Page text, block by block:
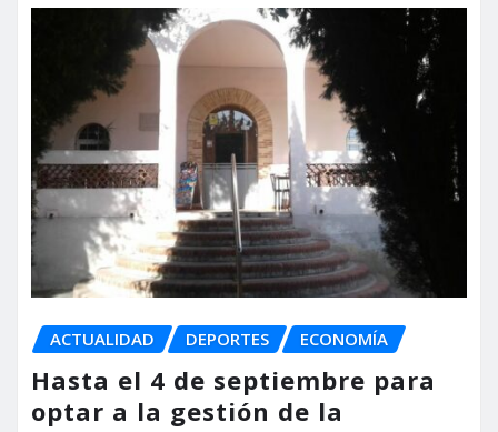
ACTUALIDAD DEPORTES ECONOMÍA
Hasta el 4 de septiembre para
optar a la gestión de la